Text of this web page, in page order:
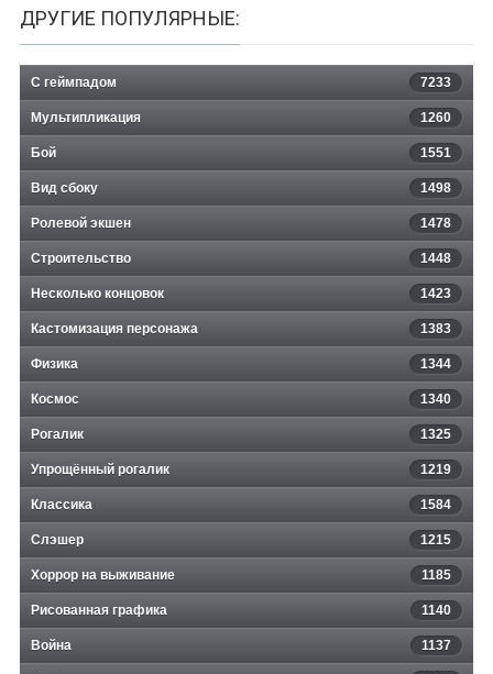
ДРУГИЕ ПОПУЛЯРНЫЕ:
С геймпадом 7233
Мультипликация 1260
Бой 1551
Вид сбоку 1498
Ролевой экшен 1478
Строительство 1448
Несколько концовок 1423
Кастомизация персонажа 1383
Физика 1344
Космос 1340
Рогалик 1325
Упрощённый рогалик 1219
Классика 1584
Слэшер 1215
Хоррор на выживание 1185
Рисованная графика 1140
Война 1137